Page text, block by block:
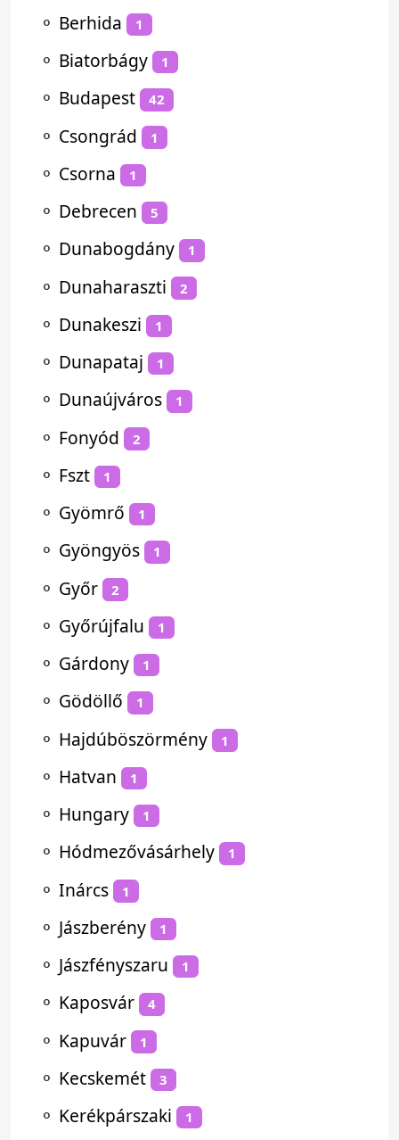
⚬ Berhida 1
⚬ Biatorbágy 1
⚬ Budapest 42
⚬ Csongrád 1
⚬ Csorna 1
⚬ Debrecen 5
⚬ Dunabogdány 1
⚬ Dunaharaszti 2
⚬ Dunakeszi 1
⚬ Dunapataj 1
⚬ Dunaújváros 1
⚬ Fonyód 2
⚬ Fszt 1
⚬ Gyömrő 1
⚬ Gyöngyös 1
⚬ Győr 2
⚬ Győrújfalu 1
⚬ Gárdony 1
⚬ Gödöllő 1
⚬ Hajdúböszörmény 1
⚬ Hatvan 1
⚬ Hungary 1
⚬ Hódmezővásárhely 1
⚬ Inárcs 1
⚬ Jászberény 1
⚬ Jászfényszaru 1
⚬ Kaposvár 4
⚬ Kapuvár 1
⚬ Kecskemét 3
⚬ Kerékpárszaki 1